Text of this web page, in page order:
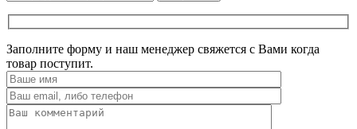
Заполните форму и наш менеджер свяжется с Вами когда
товар поступит.